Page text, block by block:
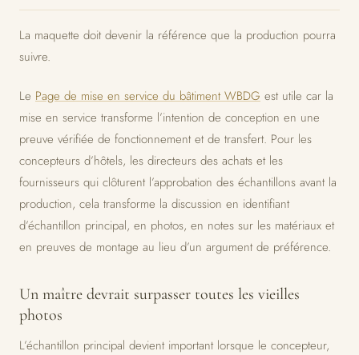
La maquette doit devenir la référence que la production pourra
suivre.
Le Page de mise en service du bâtiment WBDG est utile car la
mise en service transforme l’intention de conception en une
preuve vérifiée de fonctionnement et de transfert. Pour les
concepteurs d’hôtels, les directeurs des achats et les
fournisseurs qui clôturent l’approbation des échantillons avant la
production, cela transforme la discussion en identifiant
d’échantillon principal, en photos, en notes sur les matériaux et
en preuves de montage au lieu d’un argument de préférence.
Un maître devrait surpasser toutes les vieilles
photos
L’échantillon principal devient important lorsque le concepteur,